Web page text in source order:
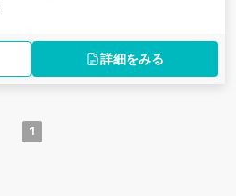
詳細をみる
1